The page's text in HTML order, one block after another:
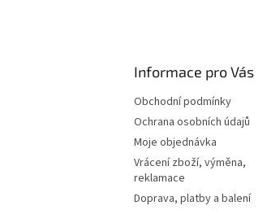
Informace pro Vás
Obchodní podmínky
Ochrana osobních údajů
Moje objednávka
Vrácení zboží, výměna,
reklamace
Doprava, platby a balení